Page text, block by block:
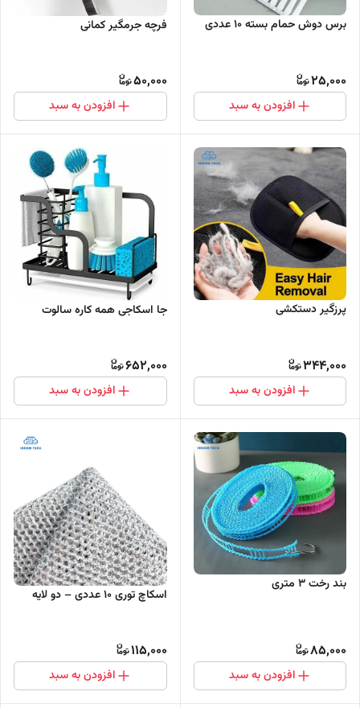
برس دوش حمام بسته 10 عددی
25,000
افزودن به سبد
فرچه جرمگیر کمانی
50,000
افزودن به سبد
پرزگیر دستکشی
344,000
افزودن به سبد
جا اسکاجی همه کاره سالوت
652,000
افزودن به سبد
بند رخت 3 متری
85,000
افزودن به سبد
اسکاچ توری 10 عددی – دو لایه
115,000
افزودن به سبد